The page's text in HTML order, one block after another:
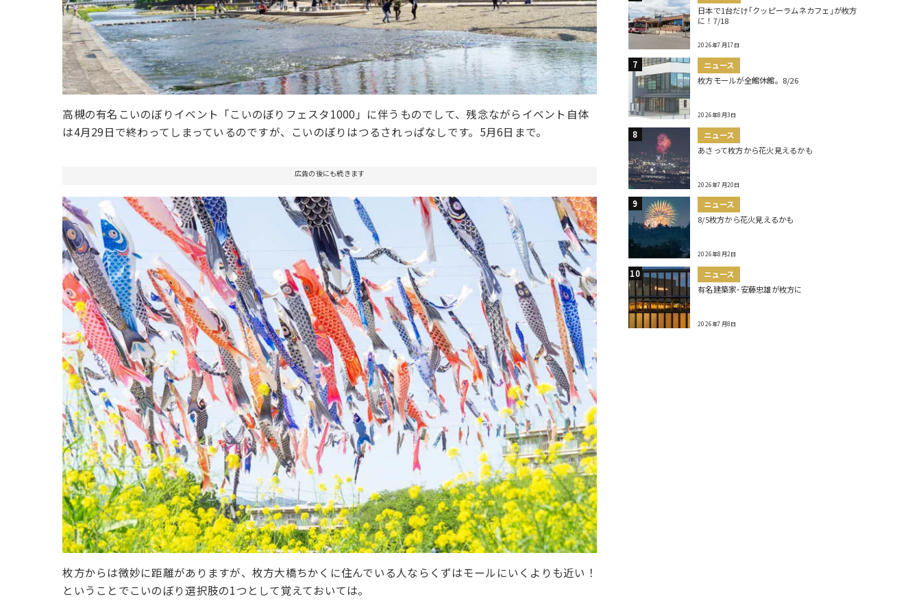
高槻の有名こいのぼりイベント「こいのぼりフェスタ1000」に伴うものでして、残念ながらイベント自体
は4月29日で終わってしまっているのですが、こいのぼりはつるされっぱなしです。5月6日まで。
広告の後にも続きます
枚方からは微妙に距離がありますが、枚方大橋ちかくに住んでいる人ならくずはモールにいくよりも近い！
ということでこいのぼり選択肢の1つとして覚えておいては。
日本で1台だけ｢クッピーラムネカフェ｣が枚方
に！7/18
2026年7月17日
ニュース
枚方モールが全館休館。8/26
2026年8月3日
ニュース
あさって枚方から花火見えるかも
2026年7月20日
ニュース
8/5枚方から花火見えるかも
2026年8月2日
ニュース
有名建築家･安藤忠雄が枚方に
2026年7月8日